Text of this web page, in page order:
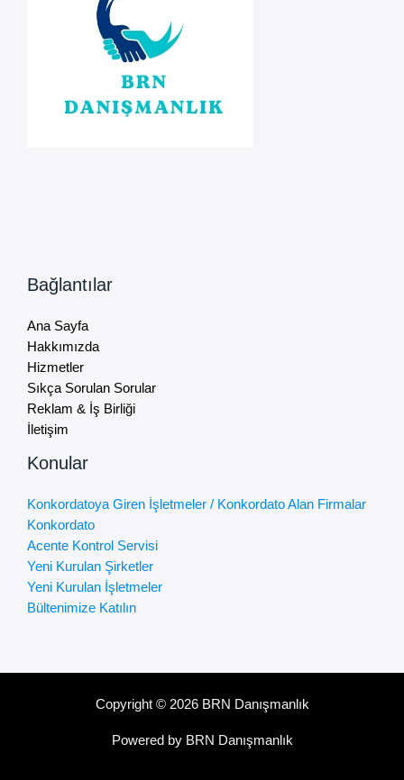
Bağlantılar
Ana Sayfa
Hakkımızda
Hizmetler
Sıkça Sorulan Sorular
Reklam & İş Birliği
İletişim
Konular
Konkordatoya Giren İşletmeler / Konkordato Alan Firmalar
Konkordato
Acente Kontrol Servisi
Yeni Kurulan Şirketler
Yeni Kurulan İşletmeler
Bültenimize Katılın
Copyright © 2026 BRN Danışmanlık
Powered by BRN Danışmanlık